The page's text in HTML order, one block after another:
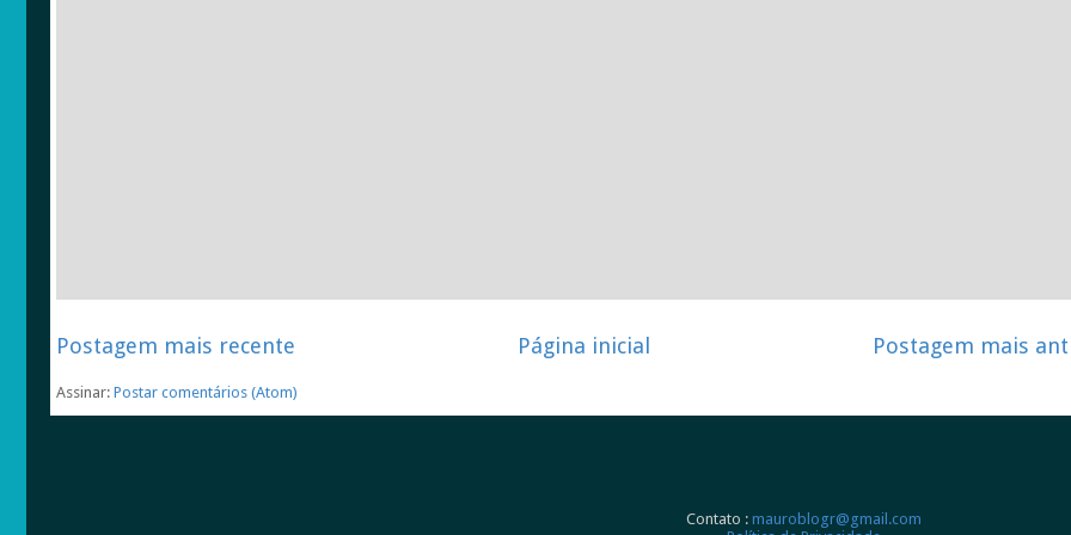
Postagem mais recente Postagem mais
Página inicial
Assinar: Postar comentários (Atom)
Contato : mauroblogr@gmail.com